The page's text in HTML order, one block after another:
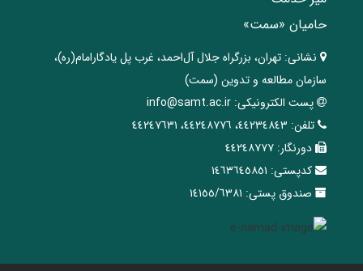
حامیان «سمت»
نشانی: تهران، ‌بزرگراه ‌جلال آل‌احمد، غرب پل يادگار‌امام(ره)‌،
سازمان مطالعه و تدوین‌ (سمت)
پست الکترونیکی: info@samt.ac.ir
تلفن: ٤٤٢٣٤٨٤٣، ٤٤٢٤٨٧٧٦، ٤٤٢٤٧٦٣١
دورنگار: ٤٤٢٤٨٧٧٧
کدپستی: ١٤٦٣٦٤٥٨٥١
صندوق پستی: ١٤١٥٥/٦٣٨١